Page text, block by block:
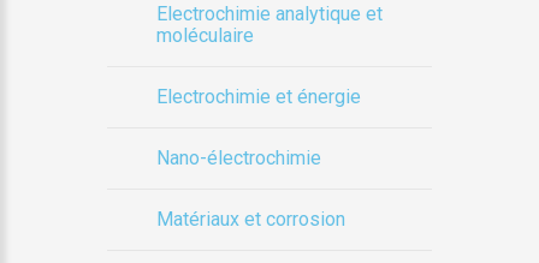
Electrochimie analytique et
moléculaire
Electrochimie et énergie
Nano-électrochimie
Matériaux et corrosion